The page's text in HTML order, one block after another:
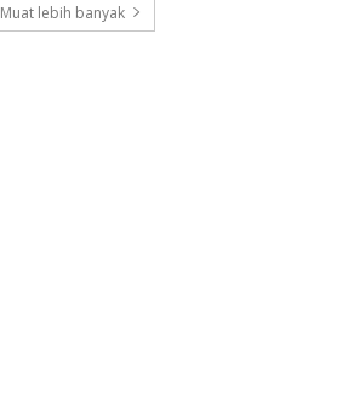
Muat lebih banyak